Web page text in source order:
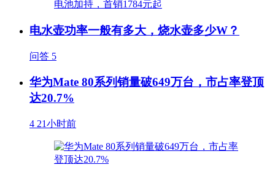
电水壶功率一般有多大，烧水壶多少W？
问答 5
华为Mate 80系列销量破649万台，市占率登顶
达20.7%
4 21小时前